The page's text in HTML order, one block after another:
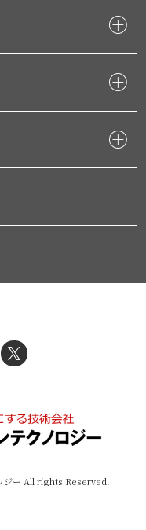
ジー All rights Reserved.